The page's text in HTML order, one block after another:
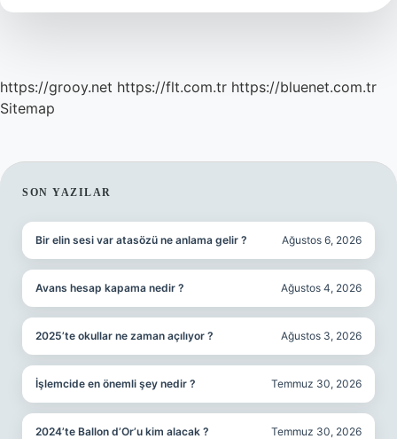
https://grooy.net https://flt.com.tr https://bluenet.com.tr
Sitemap
SIDEBAR
SON YAZILAR
Bir elin sesi var atasözü ne anlama gelir ? Ağustos 6, 2026
Avans hesap kapama nedir ? Ağustos 4, 2026
2025’te okullar ne zaman açılıyor ? Ağustos 3, 2026
İşlemcide en önemli şey nedir ? Temmuz 30, 2026
2024’te Ballon d’Or’u kim alacak ? Temmuz 30, 2026